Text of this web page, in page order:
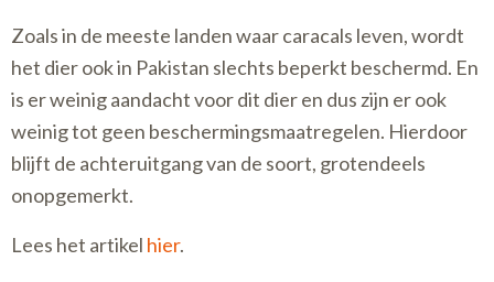
Zoals in de meeste landen waar caracals leven, wordt
het dier ook in Pakistan slechts beperkt beschermd. En
is er weinig aandacht voor dit dier en dus zijn er ook
weinig tot geen beschermingsmaatregelen. Hierdoor
blijft de achteruitgang van de soort, grotendeels
onopgemerkt.
Lees het artikel hier.